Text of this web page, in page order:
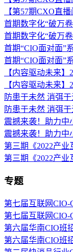
【第57期CXO直
首期数字化“破万
首期数字化“破万卷
首期“CIO面对面”
首期“CIO面对面”
【内容驱动未来
【内容驱动未来】
防患于未然 消弭
防患于未然 消弭
震撼来袭！助力中
震撼来袭！助力中
第三期《2022产
第三期《2022产业
专题
第七届互联网CIO-
第七届互联网CIO-
第六届华南CIO班
第六届华南CIO班